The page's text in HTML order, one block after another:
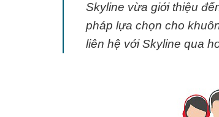
Skyline vừa giới thiệu
pháp lựa chọn cho
liên hệ với Skyline qua